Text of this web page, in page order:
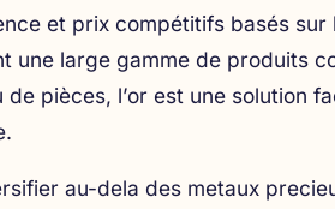
et prix compétitifs basés sur
une large gamme de produits
de pièces, l’or est une solution
au-dela des metaux